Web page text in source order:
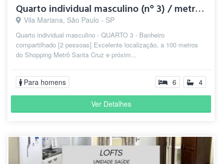
Quarto individual masculino (n° 3) / metrô Santa Cruz
Vila Mariana, São Paulo - SP
Quarto individual masculino - QUARTO 3 - Banheiro
compartilhado [2 pessoas] Excelente localização, a 100 metros
do Shopping Metrô Santa Cruz e próxim...
Para homens 6 4
Ver Detalhes